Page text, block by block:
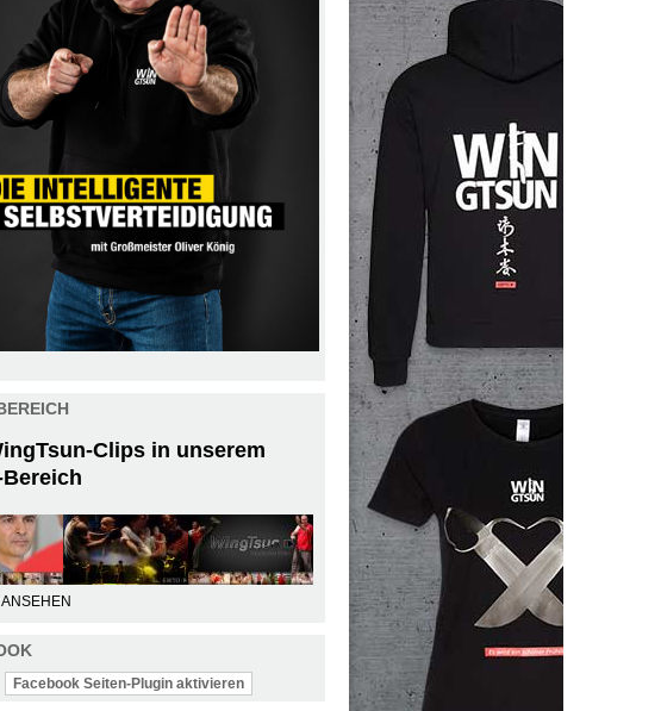
Clips in unserem
Facebook Seiten-Plugin aktivieren